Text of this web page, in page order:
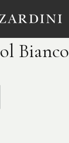
Bianco